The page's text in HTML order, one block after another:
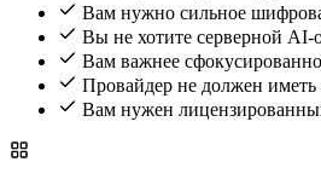
Вам нужно сильное
Вы не хотите серверной AI-
Вам важнее
Провайдер не должен
Вам нужен